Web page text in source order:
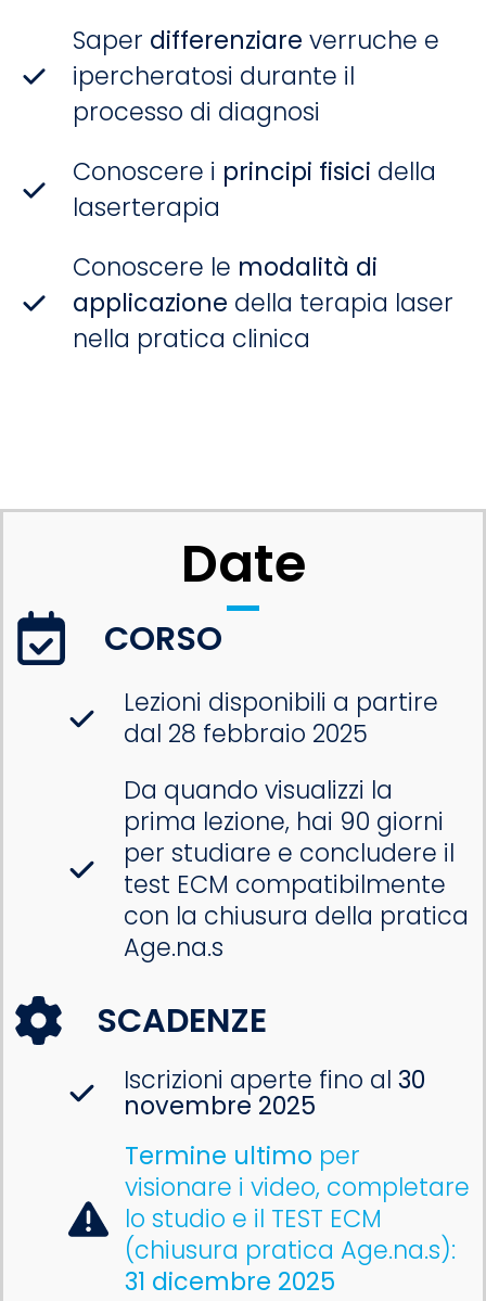
Saper differenziare verruche e
ipercheratosi durante il
processo di diagnosi
Conoscere i principi fisici della
laserterapia
Conoscere le modalità di
applicazione della terapia laser
nella pratica clinica
Date
CORSO
Lezioni disponibili a partire
dal 28 febbraio 2025
Da quando visualizzi la
prima lezione, hai 90 giorni
per studiare e concludere il
test ECM compatibilmente
con la chiusura della pratica
Age.na.s
SCADENZE
Iscrizioni aperte fino al30
novembre 2025
Termine ultimo per
visionare i video, completare
lo studio e il TEST ECM
(chiusura pratica Age.na.s):
31 dicembre 2025